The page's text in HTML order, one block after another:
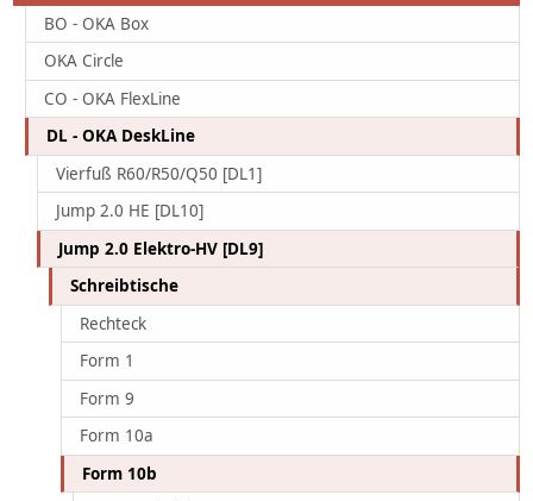
BO - OKA Box
OKA Circle
CO - OKA FlexLine
DL - OKA DeskLine
Vierfuß R60/R50/Q50 [DL1]
Jump 2.0 HE [DL10]
Jump 2.0 Elektro-HV [DL9]
Schreibtische
Rechteck
Form 1
Form 9
Form 10a
Form 10b